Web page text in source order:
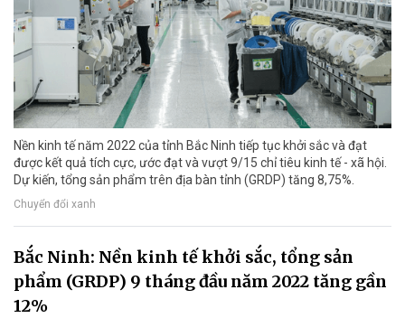
Nền kinh tế năm 2022 của tỉnh Bắc Ninh tiếp tục khởi sắc và đạt
được kết quả tích cực, ước đạt và vượt 9/15 chỉ tiêu kinh tế - xã hội.
Dự kiến, tổng sản phẩm trên địa bàn tỉnh (GRDP) tăng 8,75%.
Chuyển đổi xanh
Bắc Ninh: Nền kinh tế khởi sắc, tổng sản
phẩm (GRDP) 9 tháng đầu năm 2022 tăng gần
12%